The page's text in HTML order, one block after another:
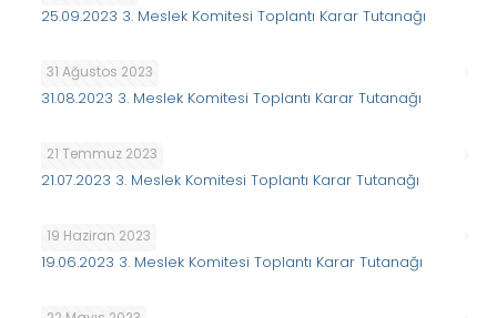
25.09.2023 3. Meslek Komitesi Toplantı Karar Tutanağı
31 Ağustos 2023
31.08.2023 3. Meslek Komitesi Toplantı Karar Tutanağı
21 Temmuz 2023
21.07.2023 3. Meslek Komitesi Toplantı Karar Tutanağı
19 Haziran 2023
19.06.2023 3. Meslek Komitesi Toplantı Karar Tutanağı